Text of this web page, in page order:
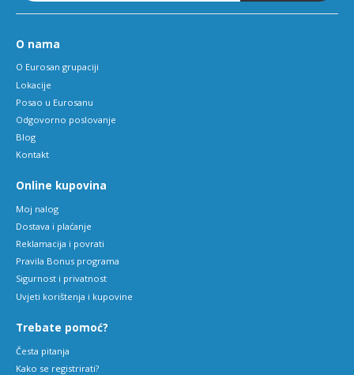
O nama
O Eurosan grupaciji
Lokacije
Posao u Eurosanu
Odgovorno poslovanje
Blog
Kontakt
Online kupovina
Moj nalog
Dostava i plaćanje
Reklamacija i povrati
Pravila Bonus programa
Sigurnost i privatnost
Uvjeti korištenja i kupovine
Trebate pomoć?
Česta pitanja
Kako se registrirati?